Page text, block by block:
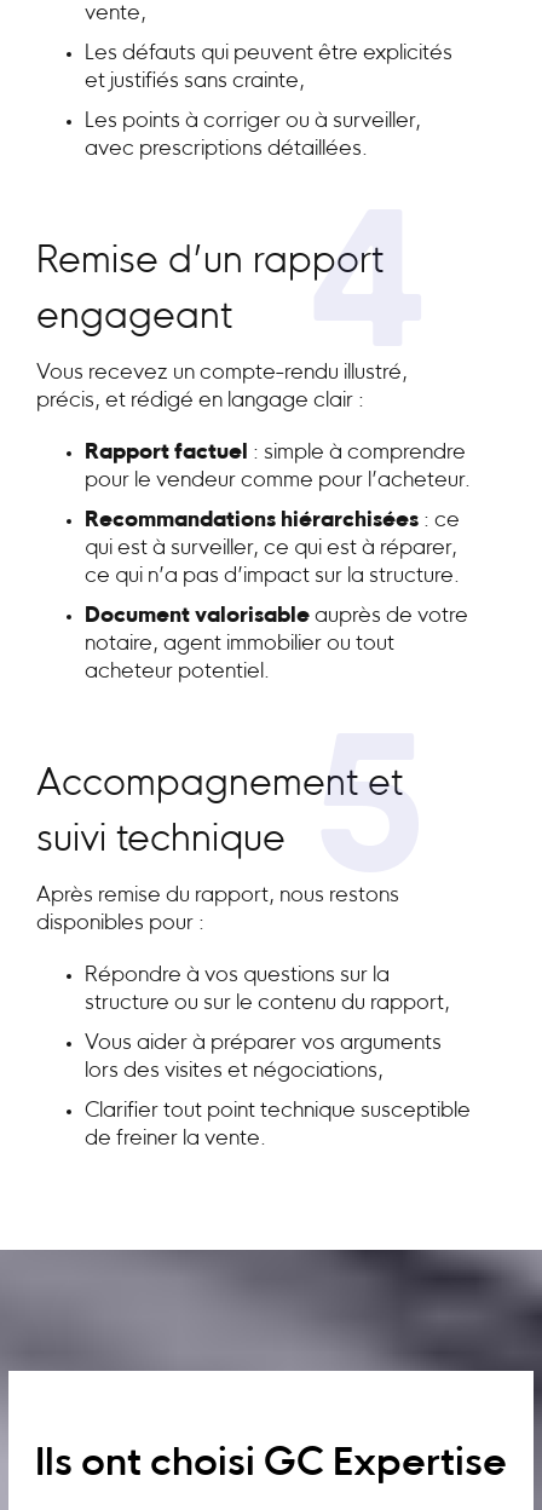
vente,
Les défauts qui peuvent être explicités
et justifiés sans crainte,
Les points à corriger ou à surveiller,
avec prescriptions détaillées.
4
Remise d’un rapport
engageant
Vous recevez un compte-rendu illustré,
précis, et rédigé en langage clair :
Rapport factuel : simple à comprendre
pour le vendeur comme pour l’acheteur.
Recommandations hiérarchisées : ce
qui est à surveiller, ce qui est à réparer,
ce qui n’a pas d’impact sur la structure.
Document valorisable auprès de votre
notaire, agent immobilier ou tout
acheteur potentiel.
5
Accompagnement et
suivi technique
Après remise du rapport, nous restons
disponibles pour :
Répondre à vos questions sur la
structure ou sur le contenu du rapport,
Vous aider à préparer vos arguments
lors des visites et négociations,
Clarifier tout point technique susceptible
de freiner la vente.
Ils ont choisi GC Expertise